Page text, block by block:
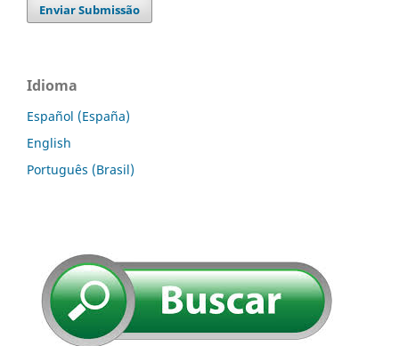
Enviar Submissão
Idioma
Español (España)
English
Português (Brasil)